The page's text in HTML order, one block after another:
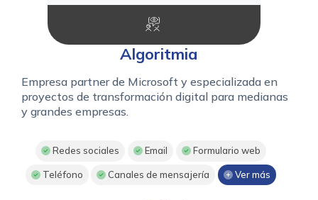
Algoritmia
Empresa partner de Microsoft y especializada en
proyectos de transformación digital para medianas
y grandes empresas.
Redes sociales Email Formulario web
Teléfono Canales de mensajería Ver más